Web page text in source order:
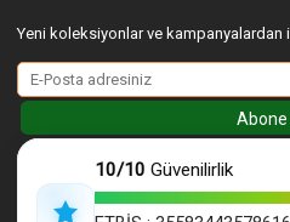
Yeni koleksiyonlar ve kampanyalardan
Abone
10/10 Güvenilirlik